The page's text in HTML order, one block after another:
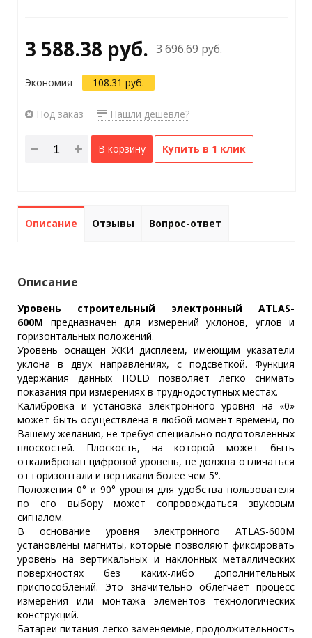
3 588.38 руб. 3 696.69 руб.
Экономия 108.31 руб.
Под заказ Нашли дешевле?
В корзину Купить в 1 клик
Описание Отзывы Вопрос-ответ
Описание
Уровень строительный электронный ATLAS-
600М
предназначен для измерений уклонов, углов и
горизонтальных положений.
Уровень оснащен ЖКИ дисплеем, имеющим указатели
уклона в двух направлениях, с подсветкой. Функция
удержания данных HOLD позволяет легко снимать
показания при измерениях в труднодоступных местах.
Калибровка и установка электронного уровня на «0»
может быть осуществлена в любой момент времени, по
Вашему желанию, не требуя специально подготовленных
плоскостей. Плоскость, на которой может быть
откалиброван цифровой уровень, не должна отличаться
от горизонтали и вертикали более чем 5°.
Положения 0° и 90° уровня для удобства пользователя
по его выбору может сопровождаться звуковым
сигналом.
В основание уровня электронного ATLAS-600M
установлены магниты, которые позволяют фиксировать
уровень на вертикальных и наклонных металлических
поверхностях без каких-либо дополнительных
приспособлений. Это значительно облегчает процесс
измерения или монтажа элементов технологических
конструкций.
Батареи питания легко заменяемые, продолжительность